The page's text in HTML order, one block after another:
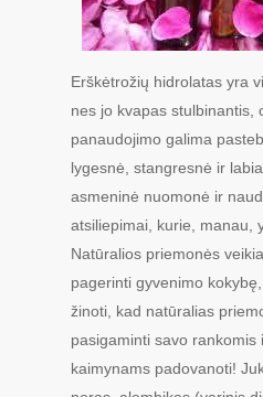
Erškėtrožių hidrolatas yra
nes jo kvapas stulbinantis,
panaudojimo galima
lygesnė, stangresnė ir
asmeninė nuomonė ir
atsiliepimai, kurie, manau,
Natūralios priemonės
pagerinti gyvenimo
žinoti, kad natūralias
pasigaminti savo
kaimynams padovanoti!